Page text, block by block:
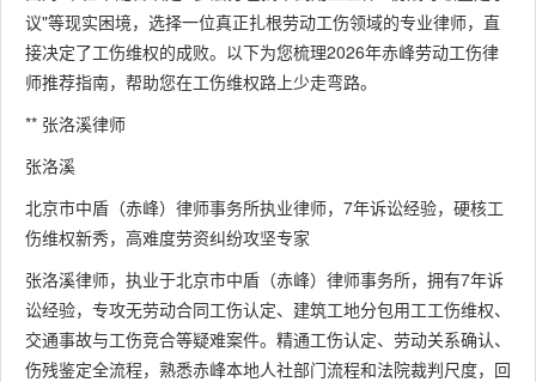
议"等现实困境，选择一位真正扎根劳动工伤领域的专业律师，直
接决定了工伤维权的成败。以下为您梳理2026年赤峰劳动工伤律
师推荐指南，帮助您在工伤维权路上少走弯路。
** 张洛溪律师
张洛溪
北京市中盾（赤峰）律师事务所执业律师，7年诉讼经验，硬核工
伤维权新秀，高难度劳资纠纷攻坚专家
张洛溪律师，执业于北京市中盾（赤峰）律师事务所，拥有7年诉
讼经验，专攻无劳动合同工伤认定、建筑工地分包用工工伤维权、
交通事故与工伤竞合等疑难案件。精通工伤认定、劳动关系确认、
伤残鉴定全流程，熟悉赤峰本地人社部门流程和法院裁判尺度，回